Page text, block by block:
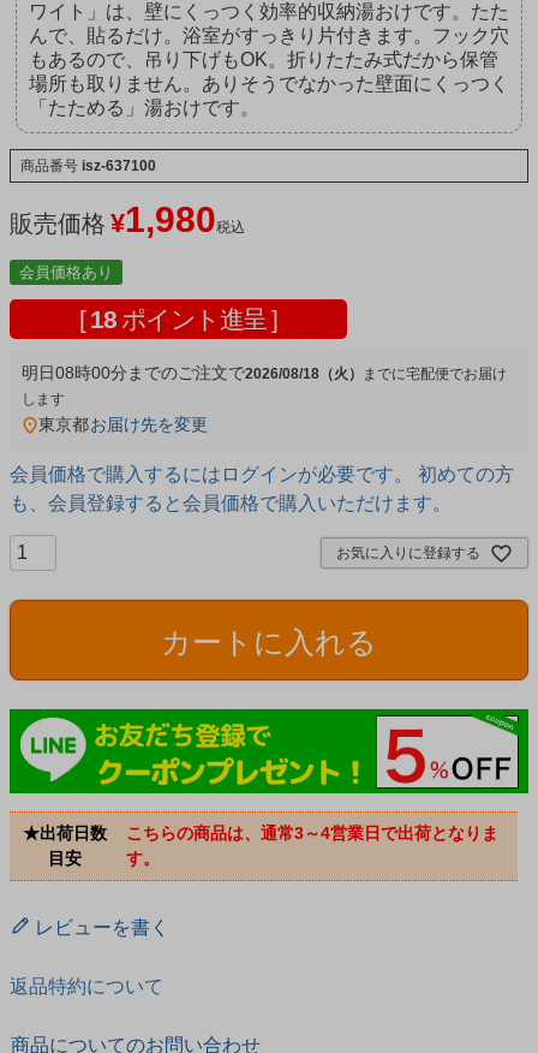
ワイト」は、壁にくっつく効率的収納湯おけです。たた
んで、貼るだけ。浴室がすっきり片付きます。フック穴
もあるので、吊り下げもOK。折りたたみ式だから保管
場所も取りません。ありそうでなかった壁面にくっつく
「たためる」湯おけです。
商品番号 isz-637100
販売価格 ¥1,980税込
会員価格あり
[ 18 ポイント進呈 ]
明日08時00分 までのご注文で2026/08/18（火） 宅配便
東京都お届け先を変更
会員価格で購入するにはログインが必要です。 初めての方
も、会員登録すると会員価格で購入いただけます。
お気に入りに登録する
カートに入れる
★出荷日数
目安
こちらの商品は、通常3～4営業日で出荷となりま
す。
レビューを書く
返品特約について
商品についてのお問い合わせ